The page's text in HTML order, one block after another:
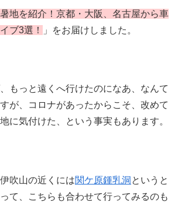
地を紹介！京都・大阪、名古屋から車
ブ3選！
」をお届けしました。
もっと遠くへ行けたのになあ、なんて
が、コロナがあったからこそ、改めて
に気付けた、という事実もあります。
吹山の近くには関ケ原鍾乳洞 というと
て、こちらも合わせて行ってみるのも